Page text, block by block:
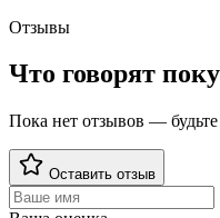
Отзывы
Что говорят
Пока нет отзывов —
Оставить отзыв